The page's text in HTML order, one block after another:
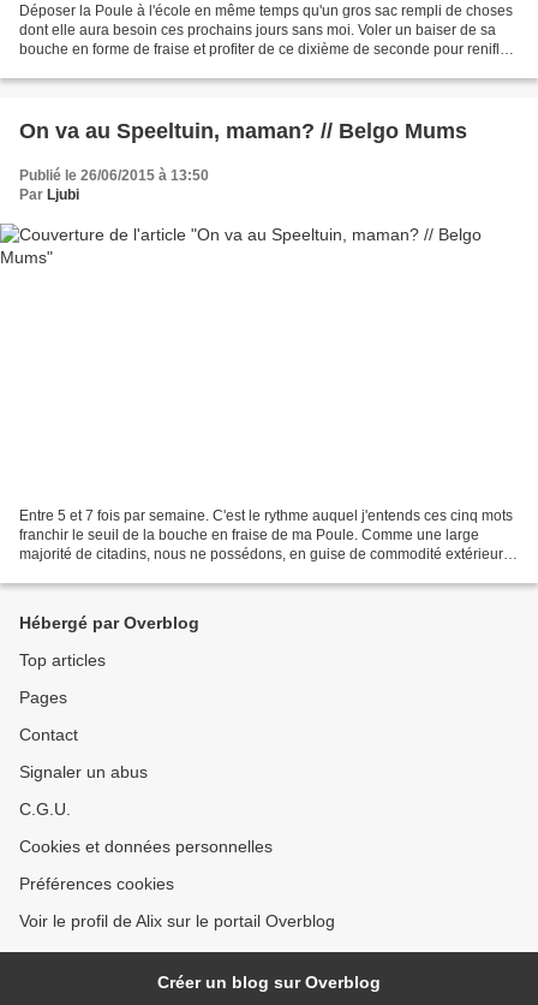
Déposer la Poule à l'école en même temps qu'un gros sac rempli de choses
dont elle aura besoin ces prochains jours sans moi. Voler un baiser de sa
bouche en forme de fraise et profiter de ce dixième de seconde pour renifler
On va au Speeltuin, maman? // Belgo Mums
Publié le 26/06/2015 à 13:50
Par Ljubi
Entre 5 et 7 fois par semaine. C'est le rythme auquel j'entends ces cinq mots
franchir le seuil de la bouche en fraise de ma Poule. Comme une large
majorité de citadins, nous ne possédons, en guise de commodité extérieure,
Hébergé par Overblog
Top articles
Pages
Contact
Signaler un abus
C.G.U.
Cookies et données personnelles
Préférences cookies
Voir le profil de Alix sur le portail Overblog
Créer un blog sur Overblog